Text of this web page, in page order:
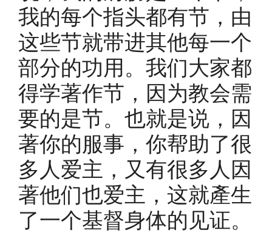
我的每个指头都有节，由
这些节就带进其他每一个
部分的功用。我们大家都
得学著作节，因为教会需
要的是节。也就是说，因
著你的服事，你帮助了很
多人爱主，又有很多人因
著他们也爱主，这就產生
了一个基督身体的见证。